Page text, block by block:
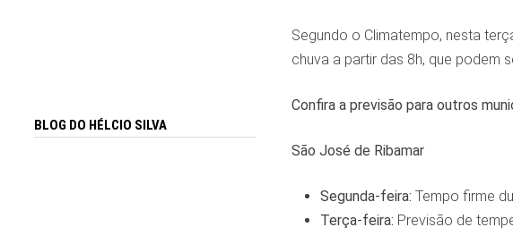
Segundo o Climatempo, nesta
chuva a partir das 8h, que podem
Confira a previsão para outros
São José de Ribamar
Segunda-feira: Tempo firme
Terça-feira: Previsão de
BLOG DO HÉLCIO SILVA